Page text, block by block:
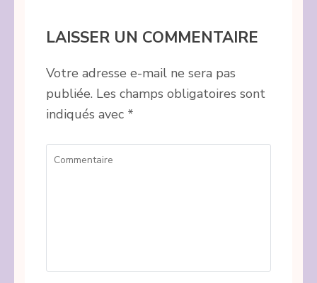
LAISSER UN COMMENTAIRE
Votre adresse e-mail ne sera pas
publiée. Les champs obligatoires sont
indiqués avec *
Commentaire